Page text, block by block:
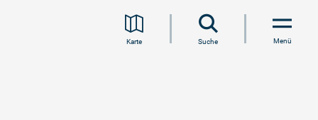
Karte Suche Menü